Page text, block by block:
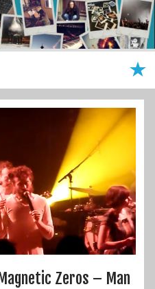
Zeros – Man